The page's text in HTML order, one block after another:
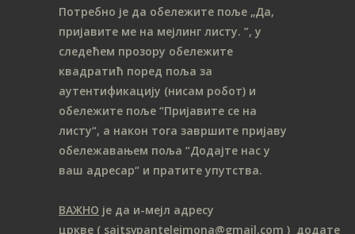
Потребно је да обележите поље „Да,
пријавите ме на мeјлинг листу. ”, у
следећем прозору обележите
квадратић поред поља за
аутентификацију (нисам робот) и
обележите поље “Пријавите се на
листу“, а након тога завршите пријаву
обележавањем поља “Додајте нас у
ваш адресар“ и пратите упутства.
ВАЖНО је да и-мејл адресу
цркве ( sajtsvpantelejmona@gmail.com ) додате